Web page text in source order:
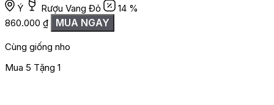
Ý Rượu Vang Đỏ
14 %
860.000 ₫ MUA NGAY
Cùng giống nho
Mua 5 Tặng 1